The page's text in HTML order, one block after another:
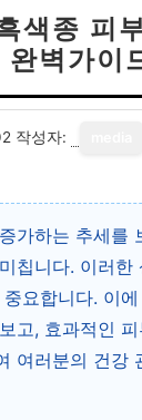
색종 피
벽가이
작성자:
가하는 추세를
칩니다. 이러
요합니다. 이
고, 효과적인
여러분의 건강